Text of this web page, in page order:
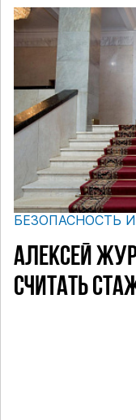
БЕЗОПАСНОСТЬ
АЛЕКСЕЙ
СЧИТАТЬ